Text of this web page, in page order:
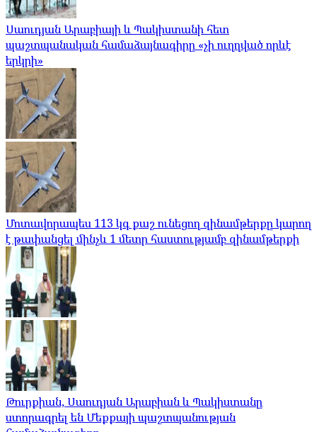
Սաուդյան Արաբիայի և Պակիստանի հետ
պաշտպանական համաձայնագիրը «չի ուղղված որևէ
երկրի»
Մոտավորապես 113 կգ քաշ ունեցող զինամթերքը կարող
է թափանցել մինչև 1 մետր հաստությամբ զինամթերքի
Թուրքիան, Սաուդյան Արաբիան և Պակիստանը
ստորագրել են Մեքքայի պաշտպանության